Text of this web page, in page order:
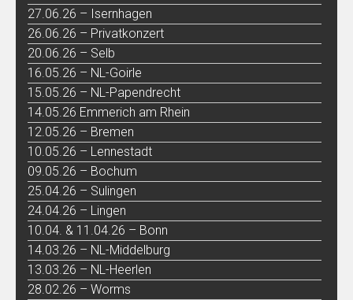
27.06.26 – Isernhagen
26.06.26 – Privatkonzert
20.06.26 – Selb
16.05.26 – NL-Goirle
15.05.26 – NL-Papendrecht
14.05.26 Emmerich am Rhein
12.05.26 – Bremen
10.05.26 – Lennestadt
09.05.26 – Bochum
25.04.26 – Sulingen
24.04.26 – Lingen
10.04. & 11.04.26 – Bonn
14.03.26 – NL-Middelburg
13.03.26 – NL-Heerlen
28.02.26 – Worms